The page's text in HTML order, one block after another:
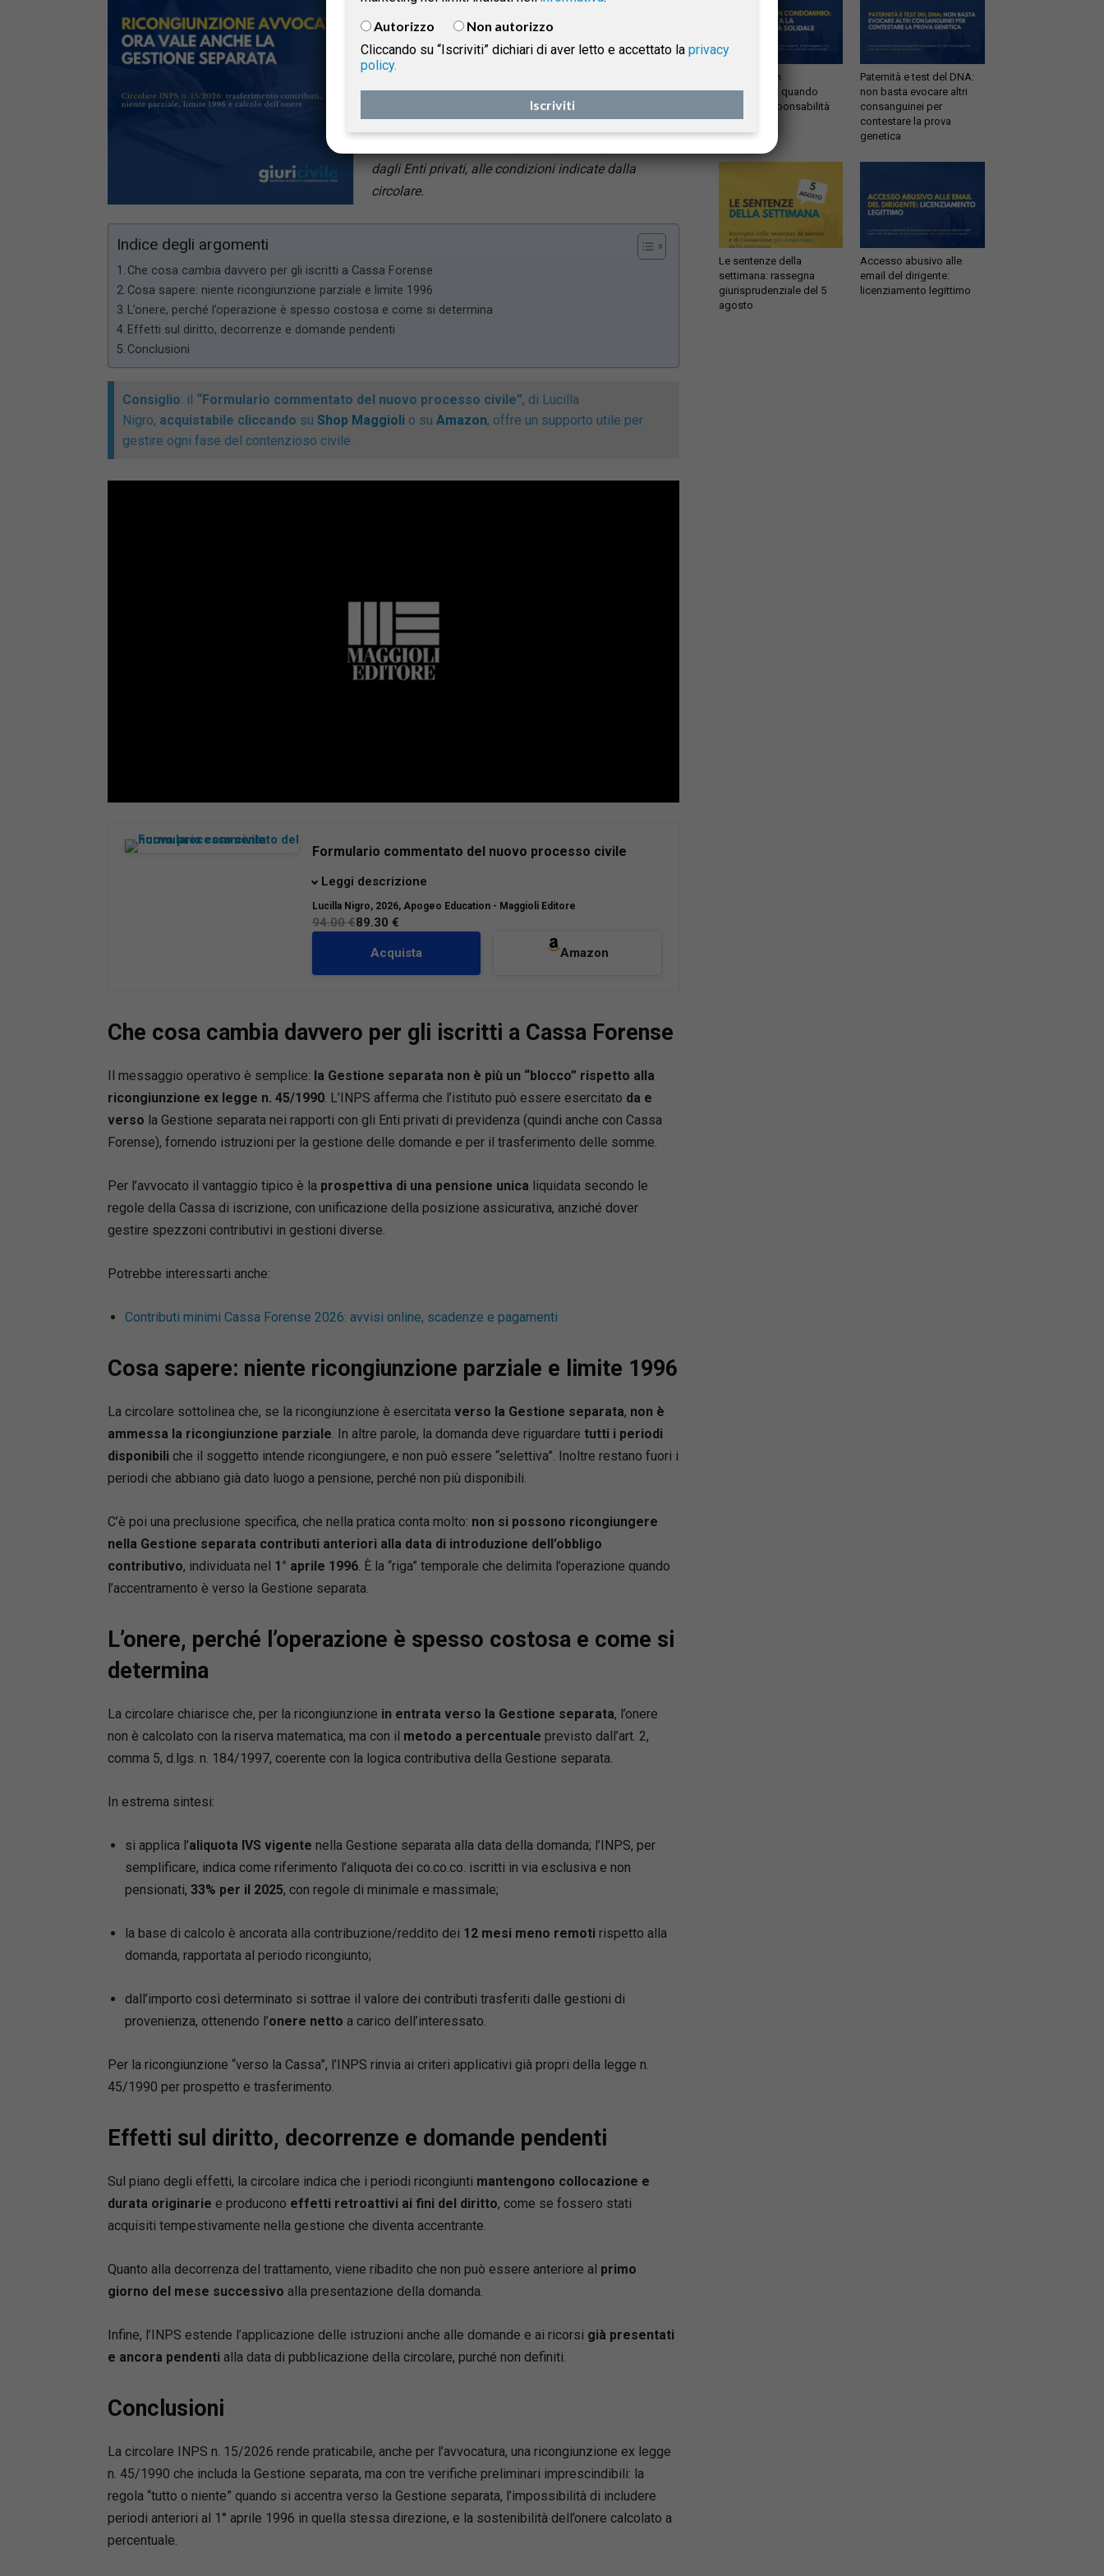
prevista dalla legge n. 45/1990 può riguardare
anche i contributi versati nella Gestione separata. In
trasferire la contribuzione “spezzettata” in Gestione
separata verso la Cassa, o, in ipotesi inverse, di
dagli Enti privati, alle condizioni indicate dalla
circolare.
Indice degli argomenti
Che cosa cambia davvero per gli iscritti a Cassa Forense
Cosa sapere: niente ricongiunzione parziale e limite 1996
L’onere, perché l’operazione è spesso costosa e come si determina
Effetti sul diritto, decorrenze e domande pendenti
Conclusioni
Consiglio: il “Formulario commentato del nuovo processo civile”, di Lucilla
Nigro, acquistabile cliccando su Shop Maggioli o su Amazon, offre un supporto utile per
gestire ogni fase del contenzioso civile.
Formulario commentato del nuovo processo civile
Giunto all’VIII edizione, il Formulario commentato del
nuovo processo civile rappresenta uno strumento
operativo indispensabile per il professionista che deve
affrontare il processo civile alla luce delle più recenti
Il volume èaggiornato al Decreto Giustizia (D.L.
recente e delle principali innovazioni in materia di rito,
delle controversie.
L’opera raccoglie
oltre 200 formule
, ciascuna corredata
•riferimento normativo puntuale,
•commento operativo,
• preclusioni processuali,
•massime giurisprudenziali di riferimento.
Contenuti principali
procedimenti del processo civile, tra cui:
parti e difensori, mediazione e negoziazione assistita;
•giudizio di primo grado davanti al tribunale e al giudice
di pace;
appello, ricorso per Cassazione e altre impugnazioni;
•controversie di lavoro;
•precetto ed esecuzione, opposizioni all’esecuzione;
•procedimenti cautelari e procedimento semplificato di
cognizione;
•procedimenti possessori;
•separazione, divorzio e cumulo delle domande;
•Impostazione pratico-operativa, pensata per l’attività
quotidiana dello studio
•Formulari commentati e immediatamente utilizzabili
l’acquisto
Lucilla Nigro
Benito Nigro, dall’anno 1990. Avvocato cassazionista,
Mediatore civile e Giudice ausiliario presso la Corte di
Giudice di pace in Agropoli.
Leggi descrizione
Lucilla Nigro, 2026, Apogeo Education - Maggioli Editore
94.00 €89.30 €
Acquista Amazon
Che cosa cambia davvero per gli iscritti a Cassa Forense
Il messaggio operativo è semplice: la Gestione separata non è più un “blocco” rispetto alla
ricongiunzione ex legge n. 45/1990. L’INPS afferma che l’istituto può essere esercitato da e
verso la Gestione separata nei rapporti con gli Enti privati di previdenza (quindi anche con Cassa
Forense), fornendo istruzioni per la gestione delle domande e per il trasferimento delle somme.
Per l’avvocato il vantaggio tipico è la prospettiva di una pensione unica liquidata secondo le
regole della Cassa di iscrizione, con unificazione della posizione assicurativa, anziché dover
gestire spezzoni contributivi in gestioni diverse.
Potrebbe interessarti anche:
Contributi minimi Cassa Forense 2026: avvisi online, scadenze e pagamenti
Cosa sapere: niente ricongiunzione parziale e limite 1996
La circolare sottolinea che, se la ricongiunzione è esercitata verso la Gestione separata, non è
ammessa la ricongiunzione parziale . In altre parole, la domanda deve riguardare tutti i periodi
disponibili che il soggetto intende ricongiungere, e non può essere “selettiva”. Inoltre restano fuori i
periodi che abbiano già dato luogo a pensione, perché non più disponibili.
C’è poi una preclusione specifica, che nella pratica conta molto: non si possono ricongiungere
nella Gestione separata contributi anteriori alla data di introduzione dell’obbligo
contributivo, individuata nel 1° aprile 1996. È la “riga” temporale che delimita l’operazione quando
l’accentramento è verso la Gestione separata.
L’onere, perché l’operazione è spesso costosa e come si
determina
La circolare chiarisce che, per la ricongiunzione in entrata verso la Gestione separata, l’onere
non è calcolato con la riserva matematica, ma con il metodo a percentuale previsto dall’art. 2,
comma 5, d.lgs. n. 184/1997, coerente con la logica contributiva della Gestione separata.
In estrema sintesi:
si applica l’aliquota IVS vigente nella Gestione separata alla data della domanda; l’INPS, per
semplificare, indica come riferimento l’aliquota dei co.co.co. iscritti in via esclusiva e non
pensionati, 33% per il 2025, con regole di minimale e massimale;
la base di calcolo è ancorata alla contribuzione/reddito dei 12 mesi meno remoti rispetto alla
domanda, rapportata al periodo ricongiunto;
dall’importo così determinato si sottrae il valore dei contributi trasferiti dalle gestioni di
provenienza, ottenendo l’onere netto a carico dell’interessato.
Per la ricongiunzione “verso la Cassa”, l’INPS rinvia ai criteri applicativi già propri della legge n.
45/1990 per prospetto e trasferimento.
Effetti sul diritto, decorrenze e domande pendenti
Sul piano degli effetti, la circolare indica che i periodi ricongiunti mantengono collocazione e
durata originarie e producono effetti retroattivi ai fini del diritto, come se fossero stati
acquisiti tempestivamente nella gestione che diventa accentrante.
Quanto alla decorrenza del trattamento, viene ribadito che non può essere anteriore al primo
giorno del mese successivo alla presentazione della domanda.
Infine, l’INPS estende l’applicazione delle istruzioni anche alle domande e ai ricorsi già presentati
e ancora pendenti alla data di pubblicazione della circolare, purché non definiti.
Conclusioni
La circolare INPS n. 15/2026 rende praticabile, anche per l’avvocatura, una ricongiunzione ex legge
n. 45/1990 che includa la Gestione separata, ma con tre verifiche preliminari imprescindibili: la
regola “tutto o niente” quando si accentra verso la Gestione separata, l’impossibilità di includere
periodi anteriori al 1° aprile 1996 in quella stessa direzione, e la sostenibilità dell’onere calcolato a
percentuale.
Infiltrazioni in
condominio: quando
scatta la responsabilità
solidale
Paternità e test del DNA:
non basta evocare altri
consanguinei per
contestare la prova
genetica
Le sentenze della
settimana: rassegna
giurisprudenziale del 5
agosto
Accesso abusivo alle
email del dirigente:
licenziamento legittimo
Autorizzo
Non autorizzo
Cliccando su “Iscriviti” dichiari di aver letto e accettato la privacy
policy.
Iscriviti